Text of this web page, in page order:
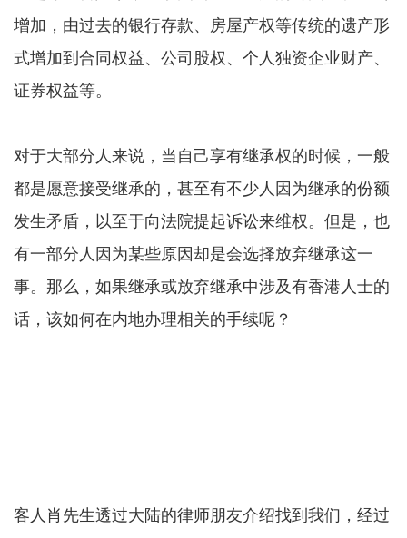
增加，由过去的银行存款、房屋产权等传统的遗产形
式增加到合同权益、公司股权、个人独资企业财产、
证券权益等。
对于大部分人来说，当自己享有继承权的时候，一般
都是愿意接受继承的，甚至有不少人因为继承的份额
发生矛盾，以至于向法院提起诉讼来维权。但是，也
有一部分人因为某些原因却是会选择放弃继承这一
事。那么，如果继承或放弃继承中涉及有香港人士的
话，该如何在内地办理相关的手续呢？
客人肖先生透过大陆的律师朋友介绍找到我们，经过